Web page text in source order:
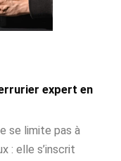
expert en
se limite pas à
: elle s’inscrit